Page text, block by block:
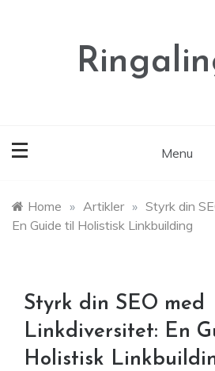
Menu
Home » Artikler » Styrk din
En Guide til Holistisk Linkbuilding
Styrk din SEO med
Linkdiversitet: En
Holistisk